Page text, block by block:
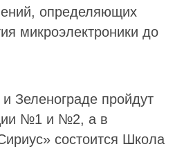
определяющих
микроэлектроники до
Зеленограде пройдут
№1 и №2, а в
состоится Школа